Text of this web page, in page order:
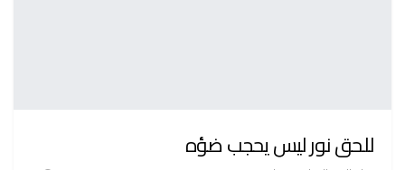
للحق نور ليس يحجب ضؤه